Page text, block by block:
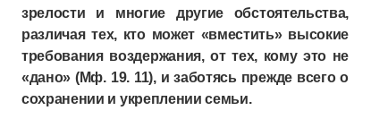
зрелости и многие другие обстоятельства,
различая тех, кто может «вместить» высокие
требования воздержания, от тех, кому это не
«дано» (Мф. 19. 11), и заботясь прежде всего о
сохранении и укреплении семьи.